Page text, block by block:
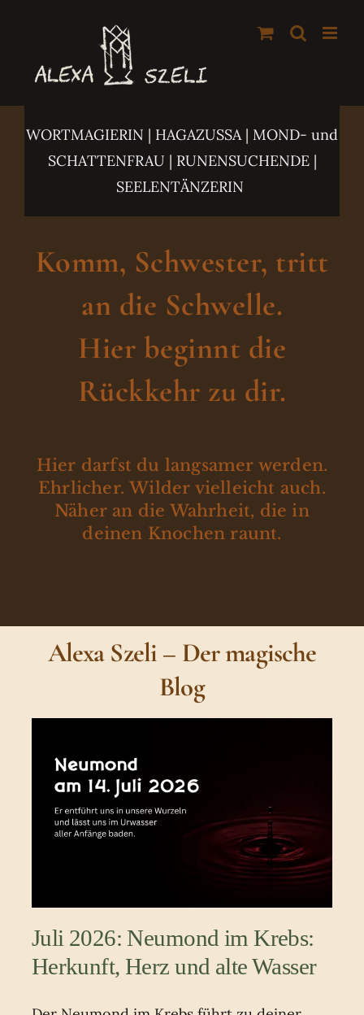
springen
WORTMAGIERIN | HAGAZUSSA | MOND- und
SCHATTENFRAU | RUNENSUCHENDE |
SEELENTÄNZERIN
Komm, Schwester, tritt
an die Schwelle.
Hier beginnt die
Rückkehr zu dir.
Hier darfst du langsamer werden.
Ehrlicher. Wilder vielleicht auch.
Näher an die Wahrheit, die in
deinen Knochen raunt.
Alexa Szeli – Der magische
Blog
Juli 2026: Neumond im Krebs:
Herkunft, Herz und alte Wasser